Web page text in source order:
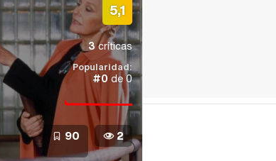
5,1
3críticas
Popularidad:
#0 de 0
90 2